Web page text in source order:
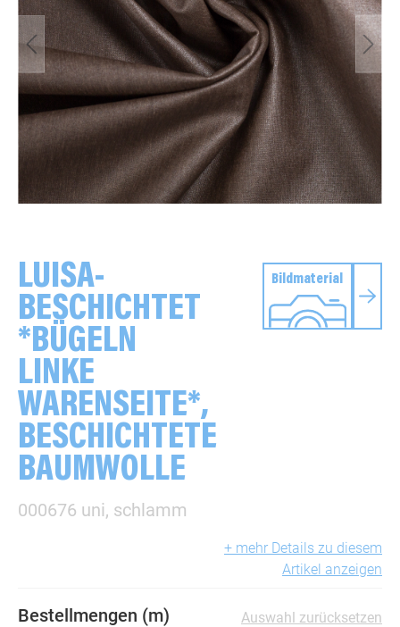
LUISA-
BESCHICHTET
*BÜGELN
LINKE
WARENSEITE*,
BESCHICHTETE
BAUMWOLLE
000676 uni, schlamm
Bildmaterial
+ mehr Details zu diesem
Artikel anzeigen
Bestellmengen (m) Auswahl zurücksetzen